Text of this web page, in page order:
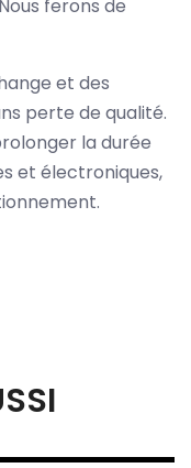
ferons de
et des
perte de qualité.
la durée
et électroniques,